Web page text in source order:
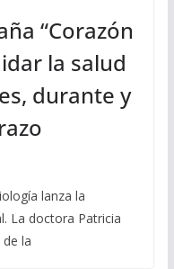
“Corazón
la salud
durante y
lanza la
La doctora Patricia
la